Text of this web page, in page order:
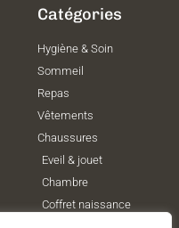
Catégories
Hygiène & Soin
Sommeil
Repas
Vêtements
Chaussures
Eveil & jouet
Chambre
Coffret naissance